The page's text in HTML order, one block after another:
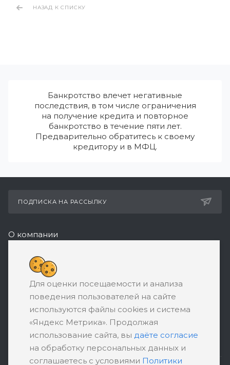
НАЗАД К СПИСКУ
Банкротство влечет негативные
последствия, в том числе ограничения
на получение кредита и повторное
банкротство в течение пяти лет.
Предварительно обратитесь к своему
кредитору и в МФЦ.
ПОДПИСКА НА РАССЫЛКУ
О компании
Реквизиты
8 (800) 550-08-77
ЗАКАЗАТЬ ЗВОНОК
support@ratingbankrotstva.ru
111398, Москва, ул. Плеханова, д. 30,
абонентский ящик №5
Для оценки посещаемости и анализа
поведения пользователей на сайте
используются файлы cookies и система
«Яндекс Метрика». Продолжая
использование сайта, вы даёте согласие
на обработку персональных данных и
соглашаетесь с условиями Политики